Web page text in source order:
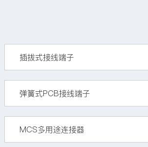
插拔式接线端子
弹簧式PCB接线端子
MCS多用途连接器